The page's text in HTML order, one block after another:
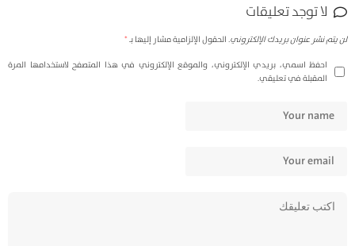
لا توجد تعليقات
لن يتم نشر عنوان بريدك الإلكتروني.الحقول الإلزامية مشار إليها بـ*
احفظ اسمي، بريدي الإلكتروني، والموقع الإلكتروني في هذا المتصفح لاستخدامها المرة
المقبلة في تعليقي.